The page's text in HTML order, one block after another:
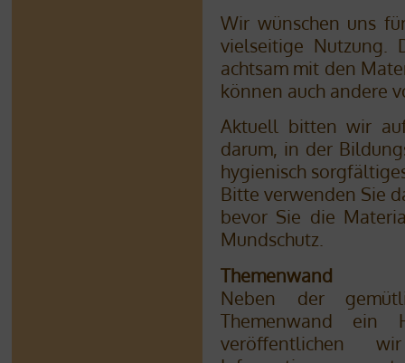
Wir wünschen uns
vielseitige Nutzung.
achtsam mit den
können auch andere
Aktuell bitten wir
darum, in der
hygienisch
Bitte verwenden Sie
bevor Sie die
Mundschutz.
Themenwand
Neben der
Themenwand ein
veröffentlichen